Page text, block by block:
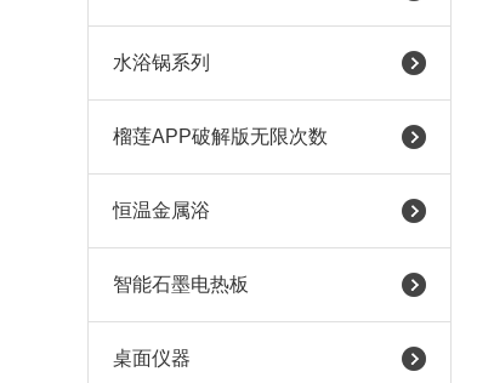
水浴锅系列
榴莲APP破解版无限次数
恒温金属浴
智能石墨电热板
桌面仪器